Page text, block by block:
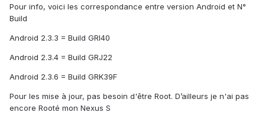
Pour info, voici les correspondance entre version Android et N°
Build
Android 2.3.3 = Build GRI40
Android 2.3.4 = Build GRJ22
Android 2.3.6 = Build GRK39F
Pour les mise à jour, pas besoin d'être Root. D’ailleurs je n'ai pas
encore Rooté mon Nexus S